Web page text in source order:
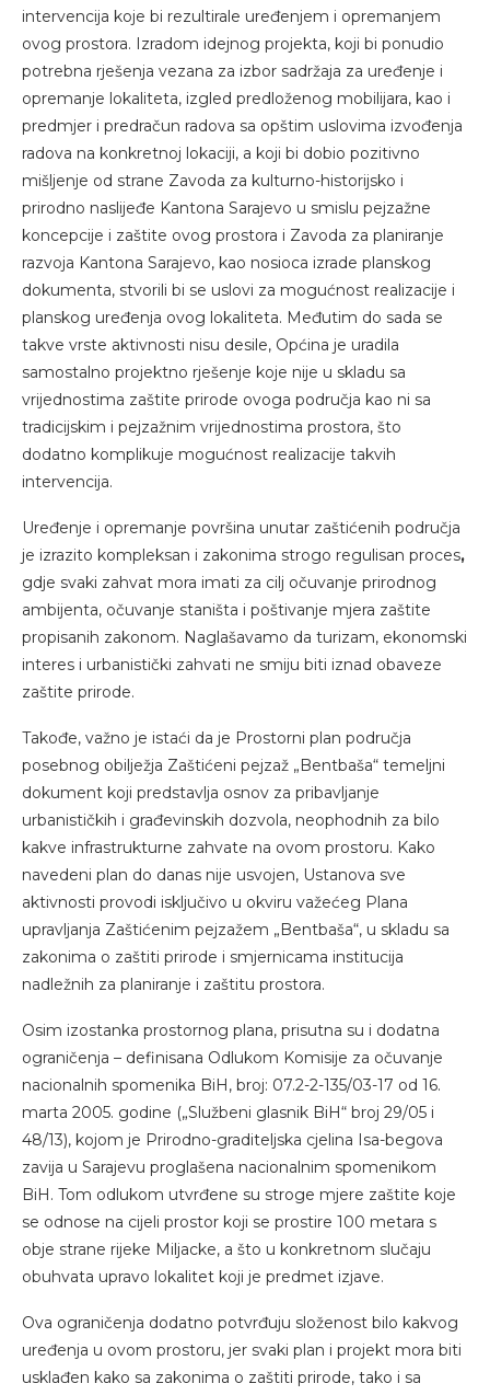
intervencija koje bi rezultirale uređenjem i opremanjem
ovog prostora. Izradom idejnog projekta, koji bi ponudio
potrebna rješenja vezana za izbor sadržaja za uređenje i
opremanje lokaliteta, izgled predloženog mobilijara, kao i
predmjer i predračun radova sa opštim uslovima izvođenja
radova na konkretnoj lokaciji, a koji bi dobio pozitivno
mišljenje od strane Zavoda za kulturno-historijsko i
prirodno naslijeđe Kantona Sarajevo u smislu pejzažne
koncepcije i zaštite ovog prostora i Zavoda za planiranje
razvoja Kantona Sarajevo, kao nosioca izrade planskog
dokumenta, stvorili bi se uslovi za mogućnost realizacije i
planskog uređenja ovog lokaliteta. Međutim do sada se
takve vrste aktivnosti nisu desile, Općina je uradila
samostalno projektno rješenje koje nije u skladu sa
vrijednostima zaštite prirode ovoga područja kao ni sa
tradicijskim i pejzažnim vrijednostima prostora, što
dodatno komplikuje mogućnost realizacije takvih
intervencija.
Uređenje i opremanje površina unutar zaštićenih područja
je izrazito kompleksan i zakonima strogo regulisan proces,
gdje svaki zahvat mora imati za cilj očuvanje prirodnog
ambijenta, očuvanje staništa i poštivanje mjera zaštite
propisanih zakonom. Naglašavamo da turizam, ekonomski
interes i urbanistički zahvati ne smiju biti iznad obaveze
zaštite prirode.
Takođe, važno je istaći da je Prostorni plan područja
posebnog obilježja Zaštićeni pejzaž „Bentbaša“ temeljni
dokument koji predstavlja osnov za pribavljanje
urbanističkih i građevinskih dozvola, neophodnih za bilo
kakve infrastrukturne zahvate na ovom prostoru. Kako
navedeni plan do danas nije usvojen, Ustanova sve
aktivnosti provodi isključivo u okviru važećeg Plana
upravljanja Zaštićenim pejzažem „Bentbaša“, u skladu sa
zakonima o zaštiti prirode i smjernicama institucija
nadležnih za planiranje i zaštitu prostora.
Osim izostanka prostornog plana, prisutna su i dodatna
ograničenja – definisana Odlukom Komisije za očuvanje
nacionalnih spomenika BiH, broj: 07.2-2-135/03-17 od 16.
marta 2005. godine („Službeni glasnik BiH“ broj 29/05 i
48/13), kojom je Prirodno-graditeljska cjelina Isa-begova
zavija u Sarajevu proglašena nacionalnim spomenikom
BiH. Tom odlukom utvrđene su stroge mjere zaštite koje
se odnose na cijeli prostor koji se prostire 100 metara s
obje strane rijeke Miljacke, a što u konkretnom slučaju
obuhvata upravo lokalitet koji je predmet izjave.
Ova ograničenja dodatno potvrđuju složenost bilo kakvog
uređenja u ovom prostoru, jer svaki plan i projekt mora biti
usklađen kako sa zakonima o zaštiti prirode, tako i sa